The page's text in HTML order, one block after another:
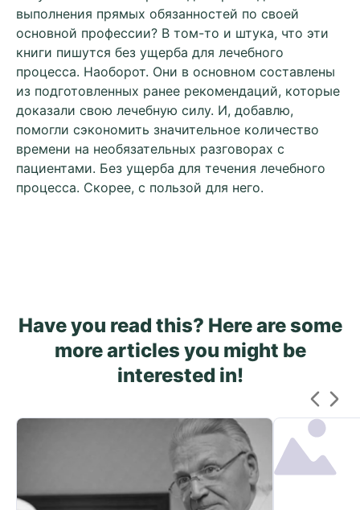
выполнения прямых обязанностей по своей
основной профессии? В том-то и штука, что эти
книги пишутся без ущерба для лечебного
процесса. Наоборот. Они в основном составлены
из подготовленных ранее рекомендаций, которые
доказали свою лечебную силу. И, добавлю,
помогли сэкономить значительное количество
времени на необязательных разговорах с
пациентами. Без ущерба для течения лечебного
процесса. Скорее, с пользой для него.
Have you read this? Here are some
more articles you might be
interested in!